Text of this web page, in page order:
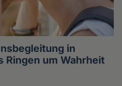
in
Ringen um Wahrheit